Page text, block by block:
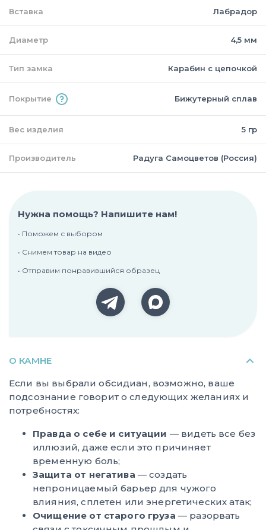
Вставка Лабрадор
Диаметр 4,5 мм
Тип замка Карабин с цепочкой
Покрытие Бижутерный сплав
Вес изделия 5 гр
Производитель Радуга Самоцветов (Россия)
Нужна помощь? Напишите нам!
• Поможем с выбором
• Снимем товар на видео
• Отправим понравившийся образец
О КАМНЕ
Если вы выбрали обсидиан, возможно, ваше
подсознание говорит о следующих желаниях и
потребностях:
Правда о себе и ситуации — видеть все без
иллюзий, даже если это причиняет
временную боль;
Защита от негатива — создать
непроницаемый барьер для чужого
влияния, сплетен или энергетических атак;
Очищение от старого груза — разорвать